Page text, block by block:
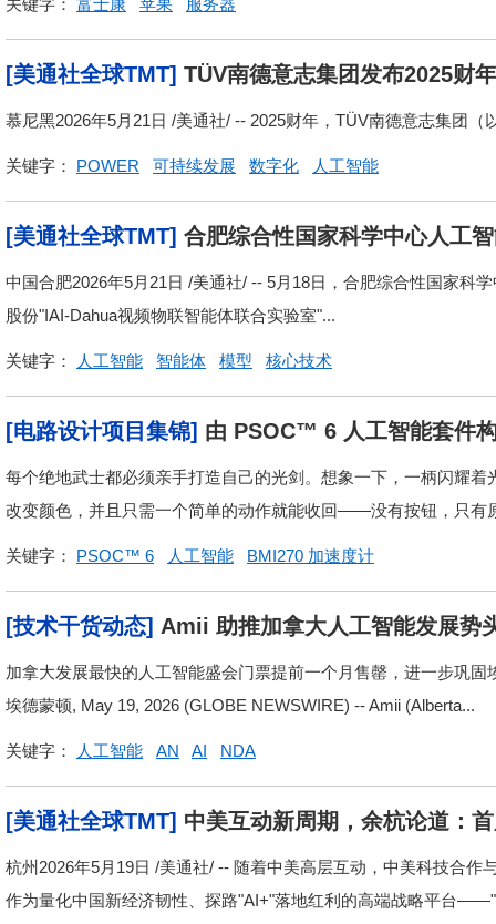
关键字： 富士康 苹果 服务器
[美通社全球TMT] TÜV南德意志集团发布2025财
030"战略
慕尼黑2026年5月21日 /美通社/ -- 2025财年，TÜV南德意志集团
关键字： POWER 可持续发展 数字化 人工智能
[美通社全球TMT] 合肥综合性国家科学中心人工
联合实验室
中国合肥2026年5月21日 /美通社/ -- 5月18日，合肥综合性国家科
股份"IAI-Dahua视频物联智能体联合实验室"...
关键字： 人工智能 智能体 模型 核心技术
[电路设计项目集锦] 由 PSOC™ 6 人工智能套件
每个绝地武士都必须亲手打造自己的光剑。想象一下，一柄闪耀
改变颜色，并且只需一个简单的动作就能收回——没有按钮，只有
关键字： PSOC™ 6 人工智能 BMI270 加速度计
[技术干货动态] Amii 助推加拿大人工智能发展势
53%，吸引 11,000 名全球参会者
加拿大发展最快的人工智能盛会门票提前一个月售罄，进一步巩
埃德蒙顿, May 19, 2026 (GLOBE NEWSWIRE) -- Amii (Alberta...
关键字： 人工智能 AN AI NDA
[美通社全球TMT] 中美互动新周期，余杭论道：
杭州2026年5月19日 /美通社/ -- 随着中美高层互动，中美科技合
作为量化中国新经济韧性、探路"AI+"落地红利的高端战略平台